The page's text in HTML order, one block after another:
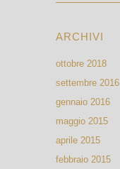
ARCHIVI
ottobre 2018
settembre 2016
gennaio 2016
maggio 2015
aprile 2015
febbraio 2015